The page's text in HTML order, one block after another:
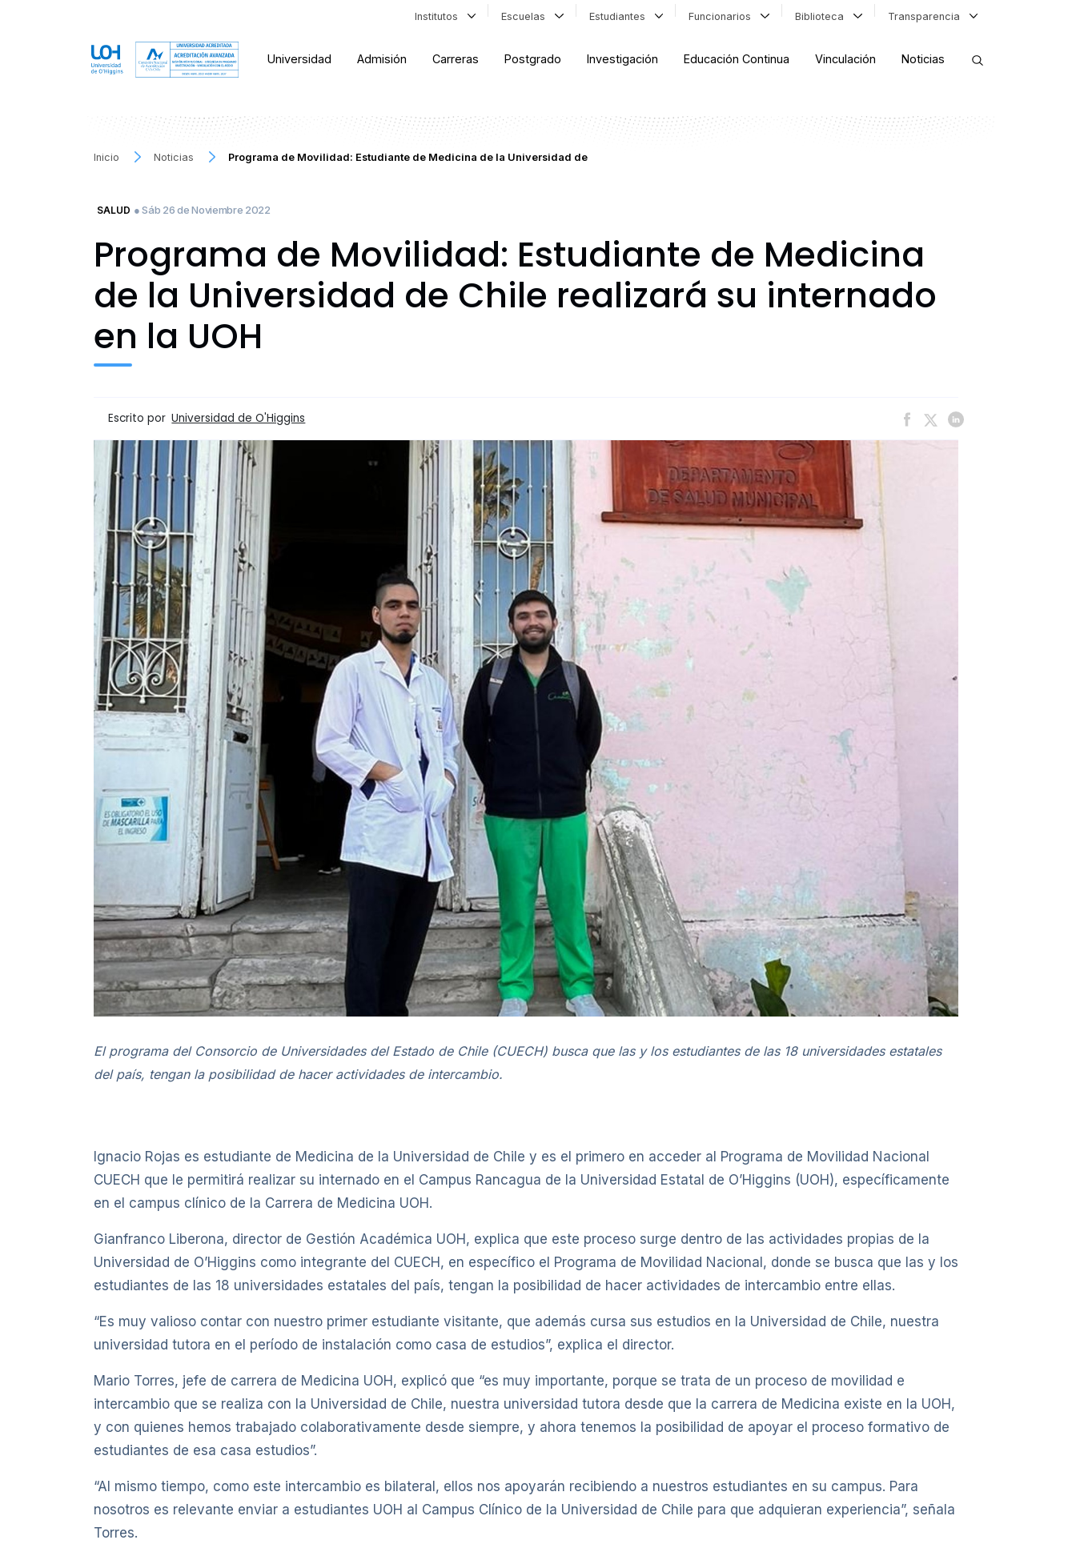
Institutos Escuelas Estudiantes Funcionarios Biblioteca Transparencia
Universidad Admisión Carreras Postgrado Investigación Educación Continua Vinculación Noticias
Inicio Noticias Programa de Movilidad: Estudiante de Medicina de la Universidad de
SALUD ● Sáb 26 de Noviembre 2022
Programa de Movilidad: Estudiante de Medicina
de la Universidad de Chile realizará su internado
en la UOH
Escrito por Universidad de O'Higgins
El programa del Consorcio de Universidades del Estado de Chile (CUECH) busca que las y los estudiantes de las 18 universidades estatales
del país, tengan la posibilidad de hacer actividades de intercambio.
Ignacio Rojas es estudiante de Medicina de la Universidad de Chile y es el primero en acceder al Programa de Movilidad Nacional
CUECH que le permitirá realizar su internado en el Campus Rancagua de la Universidad Estatal de O’Higgins (UOH), específicamente
en el campus clínico de la Carrera de Medicina UOH.
Gianfranco Liberona, director de Gestión Académica UOH, explica que este proceso surge dentro de las actividades propias de la
Universidad de O’Higgins como integrante del CUECH, en específico el Programa de Movilidad Nacional, donde se busca que las y los
estudiantes de las 18 universidades estatales del país, tengan la posibilidad de hacer actividades de intercambio entre ellas.
“Es muy valioso contar con nuestro primer estudiante visitante, que además cursa sus estudios en la Universidad de Chile, nuestra
universidad tutora en el período de instalación como casa de estudios”, explica el director.
Mario Torres, jefe de carrera de Medicina UOH, explicó que “es muy importante, porque se trata de un proceso de movilidad e
intercambio que se realiza con la Universidad de Chile, nuestra universidad tutora desde que la carrera de Medicina existe en la UOH,
y con quienes hemos trabajado colaborativamente desde siempre, y ahora tenemos la posibilidad de apoyar el proceso formativo de
estudiantes de esa casa estudios”.
“Al mismo tiempo, como este intercambio es bilateral, ellos nos apoyarán recibiendo a nuestros estudiantes en su campus. Para
nosotros es relevante enviar a estudiantes UOH al Campus Clínico de la Universidad de Chile para que adquieran experiencia”, señala
Torres.